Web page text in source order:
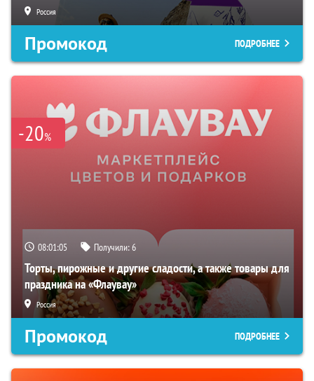
Россия
Промокод ПОДРОБНЕЕ
-20%
08:01:04 Получили:6
Торты, пирожные и другие сладости, а также товары для
праздника на «Флаувау»
Россия
Промокод ПОДРОБНЕЕ